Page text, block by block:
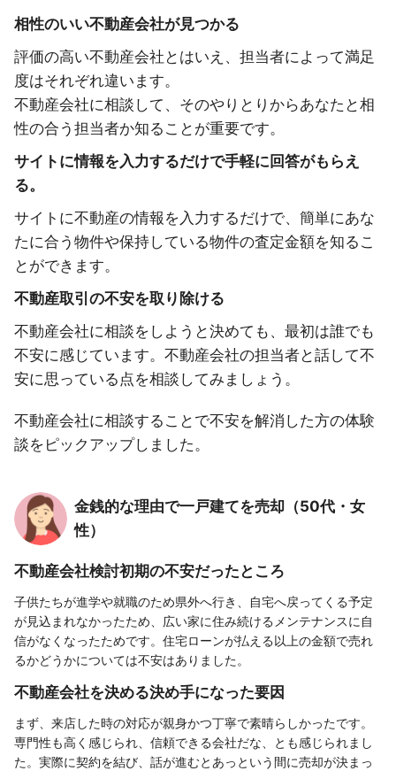
相性のいい不動産会社が見つかる
評価の高い不動産会社とはいえ、担当者によって満足
度はそれぞれ違います。
不動産会社に相談して、そのやりとりからあなたと相
性の合う担当者か知ることが重要です。
サイトに情報を入力するだけで手軽に回答がもらえ
る。
サイトに不動産の情報を入力するだけで、簡単にあな
たに合う物件や保持している物件の査定金額を知るこ
とができます。
不動産取引の不安を取り除ける
不動産会社に相談をしようと決めても、最初は誰でも
不安に感じています。不動産会社の担当者と話して不
安に思っている点を相談してみましょう。
不動産会社に相談することで不安を解消した方の体験
談をピックアップしました。
金銭的な理由で一戸建てを売却（50代・女
性）
不動産会社検討初期の不安だったところ
子供たちが進学や就職のため県外へ行き、自宅へ戻ってくる予定
が見込まれなかったため、広い家に住み続けるメンテナンスに自
信がなくなったためです。住宅ローンが払える以上の金額で売れ
るかどうかについては不安はありました。
不動産会社を決める決め手になった要因
まず、来店した時の対応が親身かつ丁寧で素晴らしかったです。
専門性も高く感じられ、信頼できる会社だな、とも感じられまし
た。実際に契約を結び、話が進むとあっという間に売却が決まっ